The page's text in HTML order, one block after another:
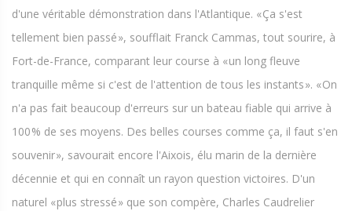
d'une véritable démonstration dans l'Atlantique. « Ça s'est
tellement bien passé », soufflait Franck Cammas, tout sourire, à
Fort-de-France, comparant leur course à « un long fleuve
tranquille même si c'est de l'attention de tous les instants ». « On
n'a pas fait beaucoup d'erreurs sur un bateau fiable qui arrive à
100 % de ses moyens. Des belles courses comme ça, il faut s'en
souvenir », savourait encore l'Aixois, élu marin de la dernière
décennie et qui en connaît un rayon question victoires. D'un
naturel « plus stressé » que son compère, Charles Caudrelier